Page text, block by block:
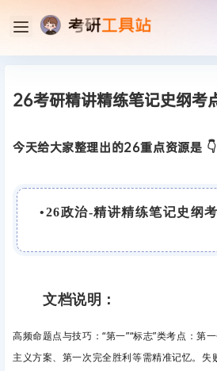
26考研精讲精练笔记史纲考
今天给大家整理出的26重点资源是 👇
•26政治-精讲精练笔记史纲
文档说明：
高频命题点与技巧：“第一”“标志”类考点：第
主义方案、第一次完全胜利等需精准记忆。失